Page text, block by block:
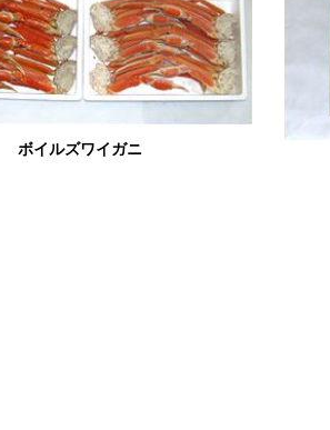
ボイルズワイガニ